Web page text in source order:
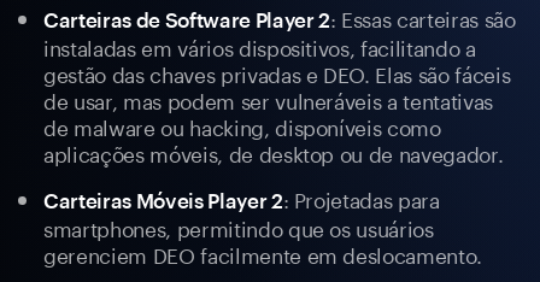
Carteiras de Software Player 2: Essas carteiras são
instaladas em vários dispositivos, facilitando a
gestão das chaves privadas e DEO. Elas são fáceis
de usar, mas podem ser vulneráveis a tentativas
de malware ou hacking, disponíveis como
aplicações móveis, de desktop ou de navegador.
Carteiras Móveis Player 2: Projetadas para
smartphones, permitindo que os usuários
gerenciem DEO facilmente em deslocamento.